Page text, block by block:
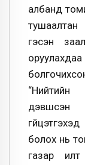
албанд
тушаалтан
гэсэн
дэвшсэн
болох нь
газар